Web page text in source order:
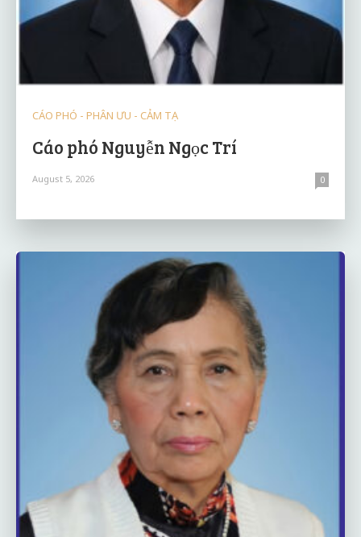
CÁO PHÓ - PHÂN ƯU - CẢM TẠ
Cáo phó Nguyễn Ngọc Trí
August 5, 2026 0